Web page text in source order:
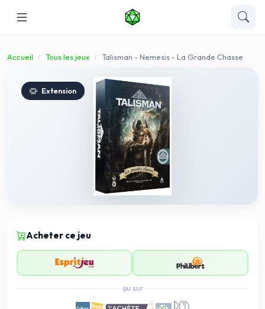
Accueil Tous les jeux Talisman - Nemesis - La Grande Chasse
Extension
Acheter ce jeu
ou sur